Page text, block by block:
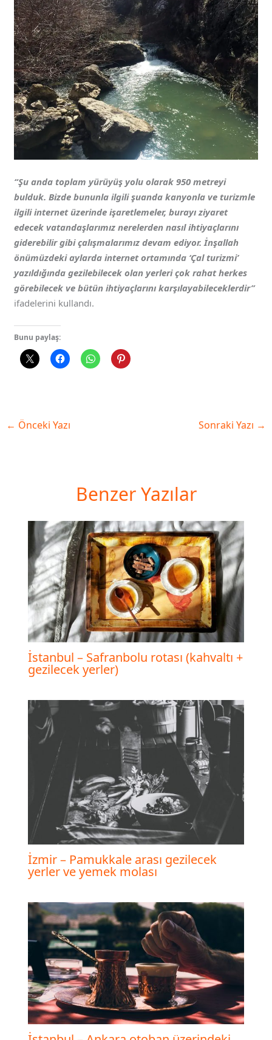
“Şu anda toplam yürüyüş yolu olarak 950 metreyi
bulduk. Bizde bununla ilgili şuanda kanyonla ve turizmle
ilgili internet üzerinde işaretlemeler, burayı ziyaret
edecek vatandaşlarımız nerelerden nasıl ihtiyaçlarını
giderebilir gibi çalışmalarımız devam ediyor. İnşallah
önümüzdeki aylarda internet ortamında ‘Çal turizmi’
yazıldığında gezilebilecek olan yerleri çok rahat herkes
görebilecek ve bütün ihtiyaçlarını karşılayabileceklerdir”
ifadelerini kullandı.
Bunu paylaş:
← Önceki Yazı Sonraki Yazı →
Benzer Yazılar
İstanbul – Safranbolu rotası (kahvaltı +
gezilecek yerler)
İzmir – Pamukkale arası gezilecek
yerler ve yemek molası